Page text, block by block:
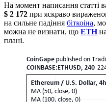
На момент написання статті
$ 2 172 при яскраво
на сильне падіння біткоіна,
можна не визнати, що ETH
плані.